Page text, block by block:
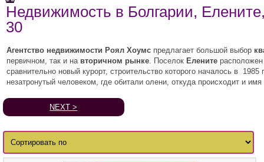
Недвижимость в Болгарии,
30
Агентство недвижимости Роял Хоумс предлагает большой выбор
первичном, так и навторичном рынке. Поселок Елените
сравнительно новый курорт, строительство которого началось в
незатронутый человеком, где обитали олени, откуда происходит и
NEXT >